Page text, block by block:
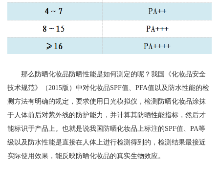
那么防晒化妆品防晒性能是如何测定的呢？我国《化妆品安全
技术规范》（2015版）中对化妆品SPF值、PFA值以及防水性能的检
测方法有明确的规定，要求使用日光模拟仪，检测防晒化妆品涂抹
于人体前后对紫外线的防护能力，并计算其防晒性能指标，然后才
能标识于产品上。也就是说我国防晒化妆品上标注的SPF值、PA等
级以及防水性能是直接在人体上进行检测得到的，检测结果最接近
实际使用效果，能反映防晒化妆品的真实生物效应。